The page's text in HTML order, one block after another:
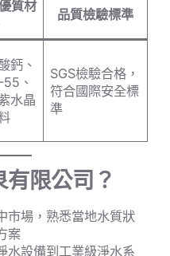
質材
品質檢驗標準
鈣、
、
水晶
SGS檢驗合格，
符合國際安全標
準
限公司？
市場，熟悉當地水質狀
案
水設備到工業級淨水系